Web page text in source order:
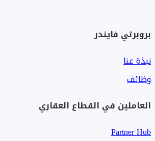
بروبرتي فايندر
نبذة عنا
وظائف
العاملين في القطاع العقاري
Partner Hub